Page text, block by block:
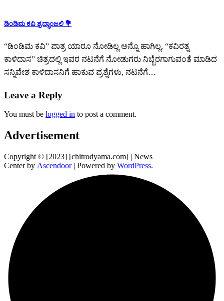
ಡಿಂಡಿಮ ಕವಿ ಶ್ರದ್ಧಾಂಜಲಿ 💐
“ಡಿಂಡಿಮ ಕವಿ” ಪಾತ್ರ ಯಾರೂ ನೋಡಿಲ್ಲ ಅನ್ನೊ ಹಾಗಿಲ್ಲ, “ಕವಿರತ್ನ
ಕಾಳಿದಾಸ” ಚಿತ್ರದಲ್ಲಿ ಇವರ ನಟನೆಗೆ ನೋಡುಗರು ನಿಬ್ಬೆರಗಾಗುವಂತೆ ಮಾಡಿದ
ಸನ್ನಿವೇಶ ಕಾಳಿದಾಸನಿಗೆ ಹಾಕುವ ಪ್ರಶ್ನೆಗಳು, ನಟನೆಗೆ…
Leave a Reply
You must be logged in to post a comment.
Advertisement
Copyright © [2023] [chitrodyama.com] | News
Center by Ascendoor| Powered by WordPress.